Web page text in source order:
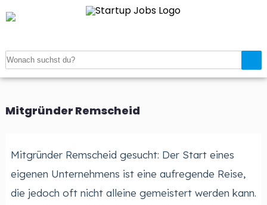
Remscheid
Mitgründer Remscheid
Mitgründer Remscheid gesucht: Der Start eines
eigenen Unternehmens ist eine aufregende Reise,
die jedoch oft nicht alleine gemeistert werden kann.